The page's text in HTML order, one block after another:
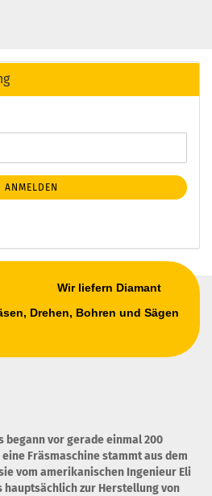
ANMELDEN
Wir liefern Diamant
Drehen, Bohren und Sägen
begann vor gerade einmal 200
Fräsmaschine stammt aus dem
vom amerikanischen Ingenieur Eli
hauptsächlich zur Herstellung von